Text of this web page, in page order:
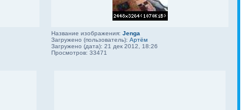
Название изображения: Jenga
Загружено (пользователь): Артём
Загружено (дата): 21 дек 2012, 18:26
Просмотров: 33471